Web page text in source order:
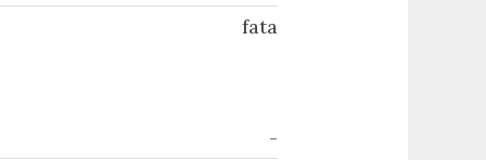
fata
-